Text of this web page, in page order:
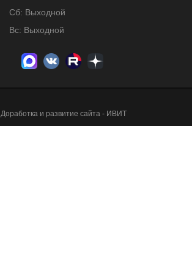
Сб: Выходной
Вс: Выходной
Доработка и развитие сайта - ИВИТ